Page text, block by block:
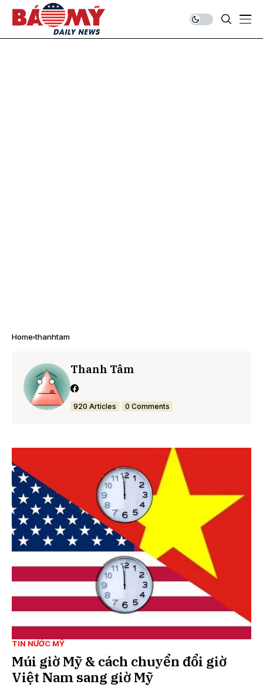
Home thanhtam
Thanh Tâm
920 Articles 0 Comments
TIN NƯỚC MỸ
Múi giờ Mỹ & cách chuyển đổi giờ
Việt Nam sang giờ Mỹ